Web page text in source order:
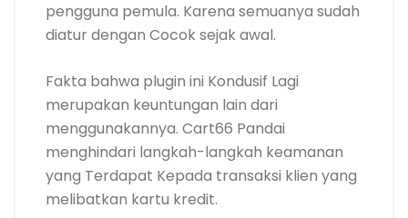
pengguna pemula. Karena semuanya sudah
diatur dengan Cocok sejak awal.
Fakta bahwa plugin ini Kondusif Lagi
merupakan keuntungan lain dari
menggunakannya. Cart66 Pandai
menghindari langkah-langkah keamanan
yang Terdapat Kepada transaksi klien yang
melibatkan kartu kredit.